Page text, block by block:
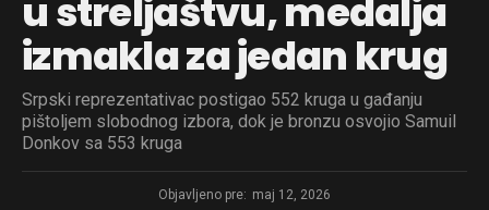
u streljaštvu, medalja
izmakla za jedan krug
Srpski reprezentativac postigao 552 kruga u gađanju
pištoljem slobodnog izbora, dok je bronzu osvojio Samuil
Donkov sa 553 kruga
Objavljeno pre: maj 12, 2026